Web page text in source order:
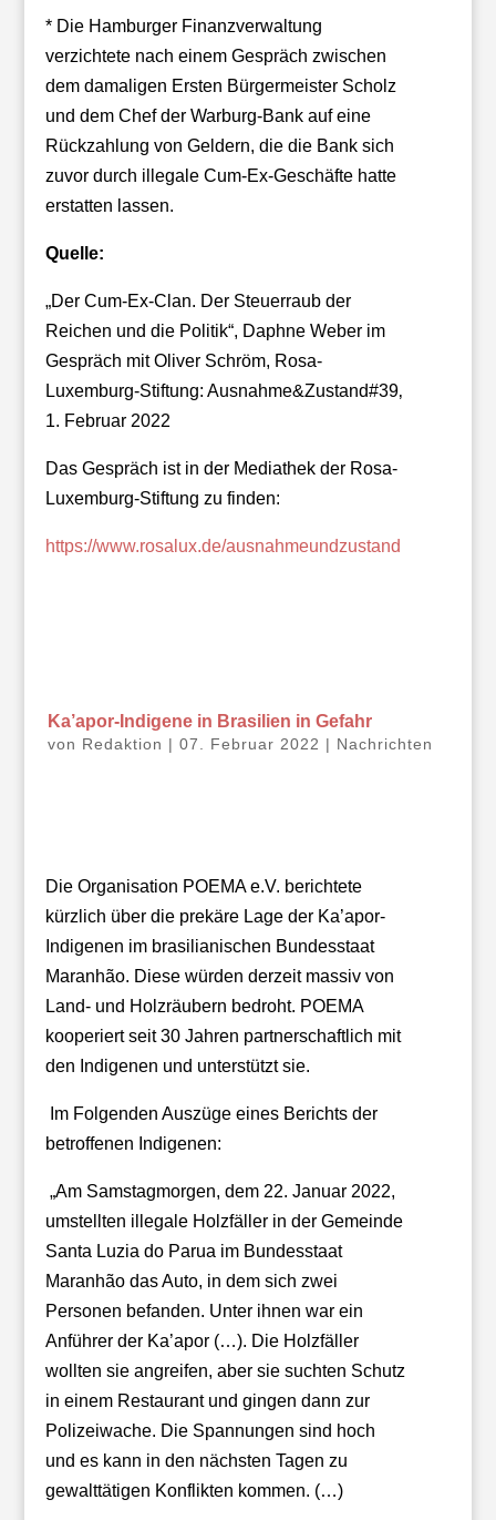
* Die Hamburger Finanzverwaltung
verzichtete nach einem Gespräch zwischen
dem damaligen Ersten Bürgermeister Scholz
und dem Chef der Warburg-Bank auf eine
Rückzahlung von Geldern, die die Bank sich
zuvor durch illegale Cum-Ex-Geschäfte hatte
erstatten lassen.
Quelle:
„Der Cum-Ex-Clan. Der Steuerraub der
Reichen und die Politik“, Daphne Weber im
Gespräch mit Oliver Schröm, Rosa-
Luxemburg-Stiftung: Ausnahme&Zustand#39‚
1. Februar 2022
Das Gespräch ist in der Mediathek der Rosa-
Luxemburg-Stiftung zu finden:
https://www.rosalux.de/ausnahmeundzustand
Ka’apor-Indigene in Brasilien in Gefahr
von Redaktion | 07. Februar 2022 | Nachrichten
Die Organisation POEMA e.V. berichtete
kürzlich über die prekäre Lage der Ka’apor-
Indigenen im brasilianischen Bundesstaat
Maranhão. Diese würden derzeit massiv von
Land- und Holzräubern bedroht. POEMA
kooperiert seit 30 Jahren partnerschaftlich mit
den Indigenen und unterstützt sie.
Im Folgenden Auszüge eines Berichts der
betroffenen Indigenen:
„Am Samstagmorgen, dem 22. Januar 2022,
umstellten illegale Holzfäller in der Gemeinde
Santa Luzia do Parua im Bundesstaat
Maranhão das Auto, in dem sich zwei
Personen befanden. Unter ihnen war ein
Anführer der Ka’apor (…). Die Holzfäller
wollten sie angreifen, aber sie suchten Schutz
in einem Restaurant und gingen dann zur
Polizeiwache. Die Spannungen sind hoch
und es kann in den nächsten Tagen zu
gewalttätigen Konflikten kommen. (…)